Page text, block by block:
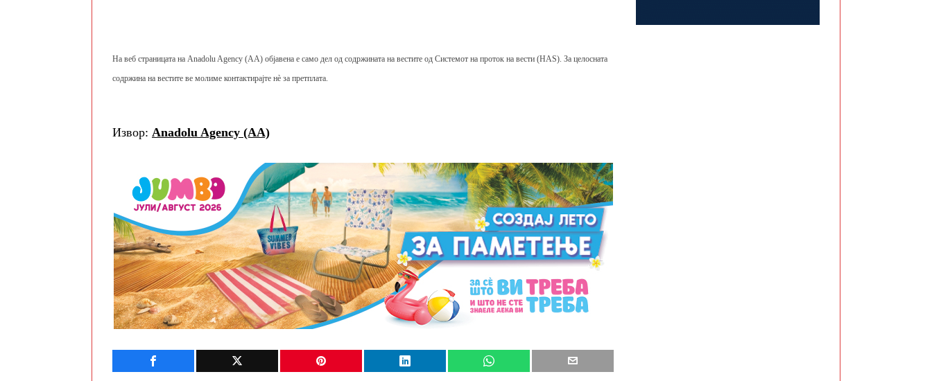
На веб страницата на Anadolu Agency (AA) објавена е само дел од содржината на вестите од Системот на проток на вести (HAS). За целосната
содржина на вестите ве молиме контактирајте нè за претплата.
Извор: Anadolu Agency (AA)